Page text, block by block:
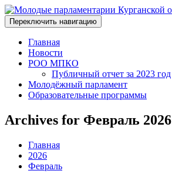
Переключить навигацию
Главная
Новости
РОО МПКО
Публичный отчет за 2023 год
Молодёжный парламент
Образовательные программы
Archives for Февраль 2026
Главная
2026
Февраль